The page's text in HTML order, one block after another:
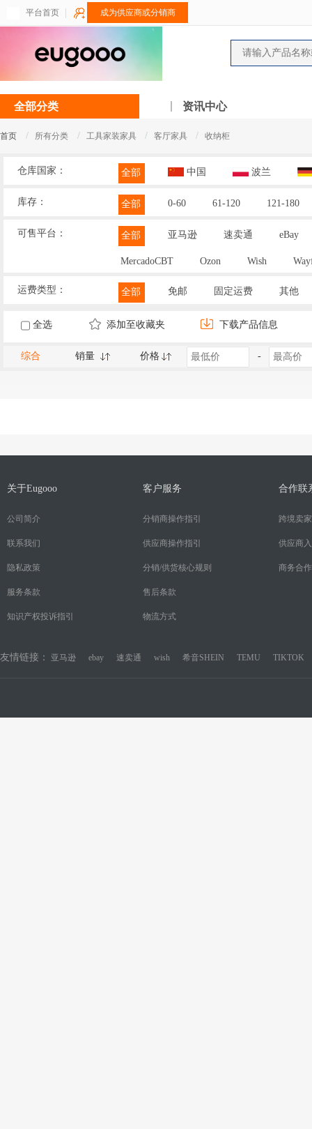
平台首页 成为供应商或分销商
全部分类 资讯中心
首页 / 所有分类 / 工具家装家具 / 客厅家具 / 收纳柜
仓库国家： 全部 中国 波兰
库存： 全部 0-60 61-120 121-180
可售平台： 全部 亚马逊 速卖通 eBay
MercadoCBT Ozon Wish
运费类型： 全部 免邮 固定运费 其他
全选 添加至收藏夹 下载产品信息
综合 销量 价格 -
关于Eugooo
公司简介
联系我们
隐私政策
服务条款
知识产权投诉指引
客户服务
分销商操作指引
供应商操作指引
分销/供货核心规则
售后条款
物流方式
合作联
跨境卖
供应商
商务合作
友情链接： 亚马逊 ebay 速卖通 wish 希音SHEIN TEMU TIKTOK